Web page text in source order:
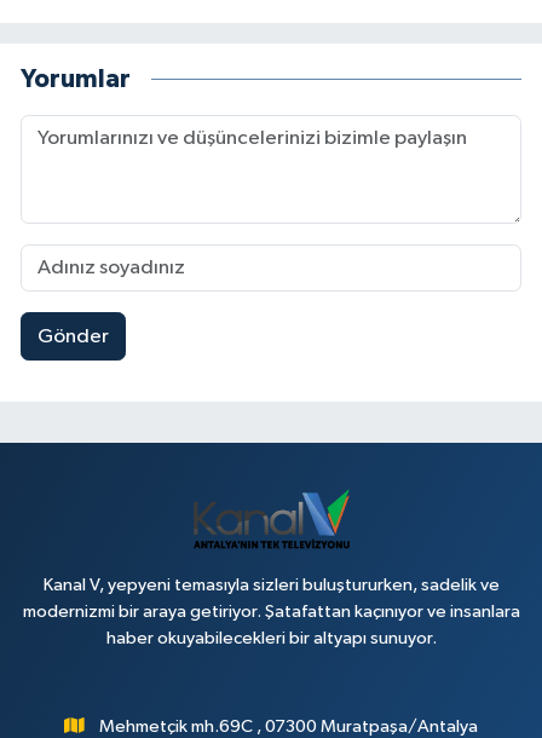
Yorumlar
Gönder
Kanal V, yepyeni temasıyla sizleri buluştururken, sadelik ve
modernizmi bir araya getiriyor. Şatafattan kaçınıyor ve insanlara
haber okuyabilecekleri bir altyapı sunuyor.
Mehmetçik mh.69C , 07300 Muratpaşa/Antalya